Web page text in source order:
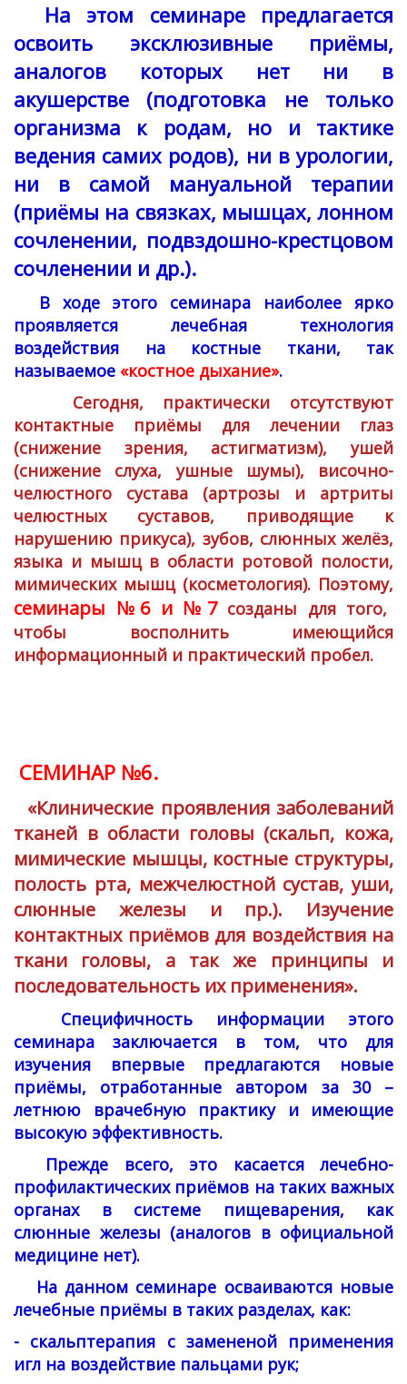
На этом семинаре предлагается
освоить эксклюзивные приёмы,
аналогов которых нет ни в
акушерстве (подготовка не только
организма к родам, но и тактике
ведения самих родов), ни в урологии,
ни в самой мануальной терапии
(приёмы на связках, мышцах, лонном
сочленении, подвздошно-крестцовом
сочленении и др.).
В ходе этого семинара наиболее ярко
проявляется лечебная технология
воздействия на костные ткани, так
называемое «костное дыхание».
Сегодня, практически отсутствуют
контактные приёмы для лечении глаз
(снижение зрения, астигматизм), ушей
(снижение слуха, ушные шумы), височно-
челюстного сустава (артрозы и артриты
челюстных суставов, приводящие к
нарушению прикуса), зубов, слюнных желёз,
языка и мышц в области ротовой полости,
мимических мышц (косметология). Поэтому,
семинары №6 и №7созданы для того,
чтобы восполнить имеющийся
информационный и практический пробел.
СЕМИНАР №6.
«Клинические проявления заболеваний
тканей в области головы (скальп, кожа,
мимические мышцы, костные структуры,
полость рта, межчелюстной сустав, уши,
слюнные железы и пр.). Изучение
контактных приёмов для воздействия на
ткани головы, а так же принципы и
последовательность их применения».
Специфичность информации этого
семинара заключается в том, что для
изучения впервые предлагаются новые
приёмы, отработанные автором за 30 –
летнюю врачебную практику и имеющие
высокую эффективность.
Прежде всего, это касается лечебно-
профилактических приёмов на таких важных
органах в системе пищеварения, как
слюнные железы (аналогов в официальной
медицине нет).
На данном семинаре осваиваются новые
лечебные приёмы в таких разделах, как:
- скальптерапия с замененой применения
игл на воздействие пальцами рук;